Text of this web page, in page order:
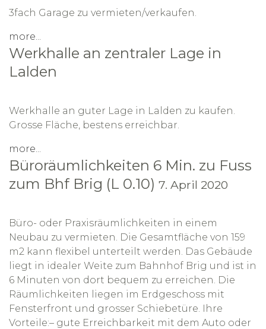
3fach Garage zu vermieten/verkaufen.
more...
Werkhalle an zentraler Lage in
Lalden
Werkhalle an guter Lage in Lalden zu kaufen.
Grosse Fläche, bestens erreichbar.
more...
Büroräumlichkeiten 6 Min. zu Fuss
zum Bhf Brig (L 0.10) 7. April 2020
Büro- oder Praxisräumlichkeiten in einem
Neubau zu vermieten. Die Gesamtfläche von 159
m2 kann flexibel unterteilt werden. Das Gebäude
liegt in idealer Weite zum Bahnhof Brig und ist in
6 Minuten von dort bequem zu erreichen. Die
Räumlichkeiten liegen im Erdgeschoss mit
Fensterfront und grosser Schiebetüre. Ihre
Vorteile:– gute Erreichbarkeit mit dem Auto oder